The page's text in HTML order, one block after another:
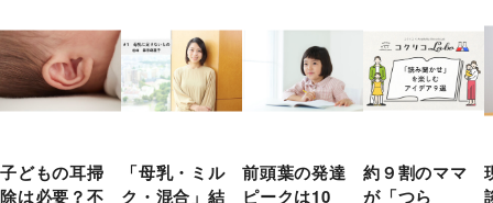
子どもの耳掃
除は必要？不
「母乳・ミル
ク・混合」結
前頭葉の発達
ピークは10
約９割のママ
が「つら